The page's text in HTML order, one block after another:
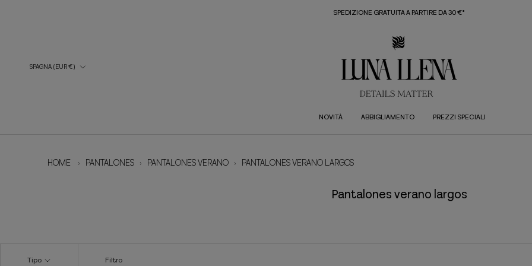
SPEDIZIONE GRATUITA A PARTIRE DA 30 €*
NOVITÀ ABBIGLIAMENTO PREZZI SPECIALI
Paese/regione
SPAGNA (EUR €)
HOME › PANTALONES › PANTALONES VERANO › PANTALONES VERANO LARGOS
Pantalones verano largos
Filtro
Tipo